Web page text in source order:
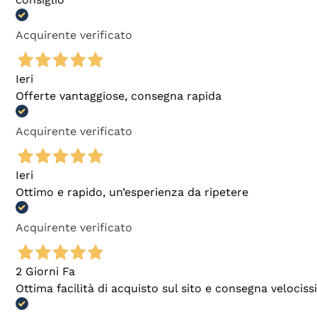
Acquirente verificato
Ieri
Offerte vantaggiose, consegna rapida
Acquirente verificato
Ieri
Ottimo e rapido, un’esperienza da ripetere
Acquirente verificato
2 Giorni Fa
Ottima facilità di acquisto sul sito e consegna